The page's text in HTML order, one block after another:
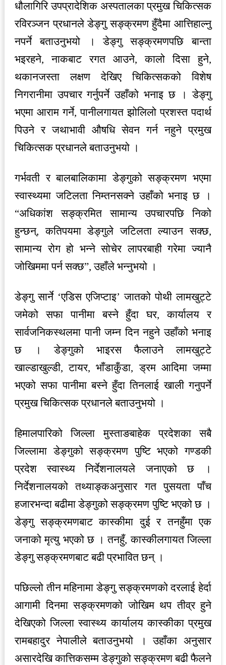
धौलागिरि उपप्रादेशिक अस्पतालका प्रमुख चिकित्सक
रविरञ्जन प्रधानले डेङ्गु सङ्क्रमण हुँदैमा आत्तिहाल्नु
नपर्ने बताउनुभयो । डेङ्गु सङ्क्रमणपछि बान्ता
भइरहने, नाकबाट रगत आउने, कालो दिसा हुने,
थकानजस्ता लक्षण देखिए चिकित्सकको विशेष
निगरानीमा उपचार गर्नुपर्ने उहाँको भनाइ छ । डेङ्गु
भएमा आराम गर्ने, पानीलगायत झोलिलो प्रशस्त पदार्थ
पिउने र जथाभावी औषधि सेवन गर्न नहुने प्रमुख
चिकित्सक प्रधानले बताउनुभयो ।
गर्भवती र बालबालिकामा डेङ्गुको सङ्क्रमण भएमा
स्वास्थ्यमा जटिलता निम्तनसक्ने उहाँको भनाइ छ ।
“अधिकांश सङ्क्रमित सामान्य उपचारपछि निको
हुन्छन्, कतिपयमा डेङ्गुले जटिलता ल्याउन सक्छ,
सामान्य रोग हो भन्ने सोचेर लापरबाही गरेमा ज्यानै
जोखिममा पर्न सक्छ”, उहाँले भन्नुभयो ।
डेङ्गु सार्ने ‘एडिस एजिप्टाइ’ जातको पोथी लामखुट्टे
जमेको सफा पानीमा बस्ने हुँदा घर, कार्यालय र
सार्वजनिकस्थलमा पानी जम्न दिन नहुने उहाँको भनाइ
छ । डेङ्गुको भाइरस फैलाउने लामखुट्टे
खाल्डाखुल्डी, टायर, भाँडाकुँडा, ड्रम आदिमा जम्मा
भएको सफा पानीमा बस्ने हुँदा तिनलाई खाली गनुपर्ने
प्रमुख चिकित्सक प्रधानले बताउनुभयो ।
हिमालपारिको जिल्ला मुस्ताङबाहेक प्रदेशका सबै
जिल्लामा डेङ्गुको सङ्क्रमण पुष्टि भएको गण्डकी
प्रदेश स्वास्थ्य निर्देशनालयले जनाएको छ ।
निर्देशनालयको तथ्याङ्कअनुसार गत पुसयता पाँच
हजारभन्दा बढीमा डेङ्गुको सङ्क्रमण पुष्टि भएको छ ।
डेङ्गु सङ्क्रमणबाट कास्कीमा दुई र तनहुँमा एक
जनाको मृत्यु भएको छ । तनहुँ, कास्कीलगायत जिल्ला
डेङ्गु सङ्क्रमणबाट बढी प्रभावित छन् ।
पछिल्लो तीन महिनामा डेङ्गु सङ्क्रमणको दरलाई हेर्दा
आगामी दिनमा सङ्क्रमणको जोखिम थप तीव्र हुने
देखिएको जिल्ला स्वास्थ्य कार्यालय कास्कीका प्रमुख
रामबहादुर नेपालीले बताउनुभयो । उहाँका अनुसार
असारदेखि कात्तिकसम्म डेङ्गुको सङ्क्रमण बढी फैलने